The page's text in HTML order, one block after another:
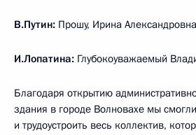
В.Путин: Прошу, Ирина
И.Лопатина: Глубокоуважаемый
Благодаря открытию
здания в городе Волновахе мы
и трудоустроить весь коллектив,